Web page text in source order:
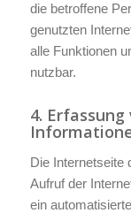
die betroffene
genutzten
alle Funktionen
nutzbar.
4.
Die Internetseite
Aufruf der
ein